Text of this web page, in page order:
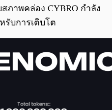
ภาพคล่อง CYBRO กำลัง
รับการเติบโต